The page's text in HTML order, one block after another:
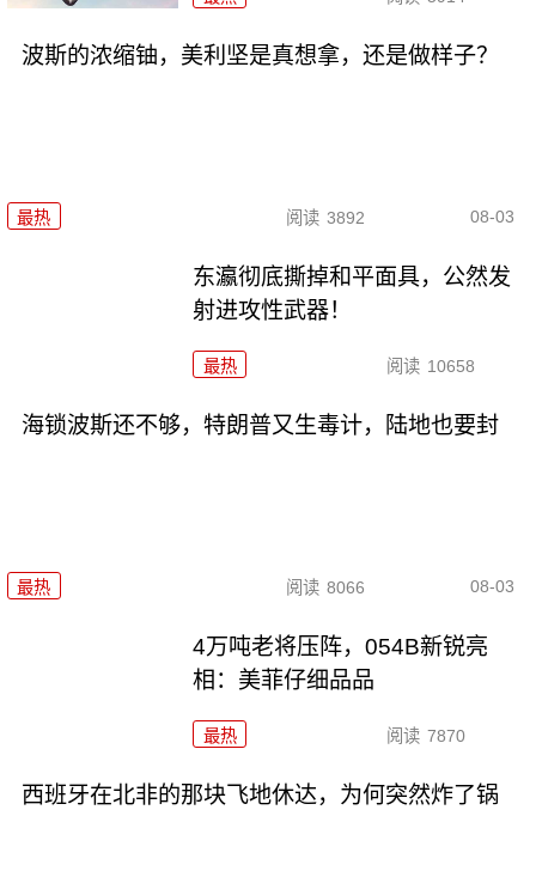
波斯的浓缩铀，美利坚是真想拿，还是做样子？
最热 阅读 3892 08-03
东瀛彻底撕掉和平面具，公然发
射进攻性武器！
最热 阅读 10658
海锁波斯还不够，特朗普又生毒计，陆地也要封
最热 阅读 8066 08-03
4万吨老将压阵，054B新锐亮
相：美菲仔细品品
最热 阅读 7870
西班牙在北非的那块飞地休达，为何突然炸了锅